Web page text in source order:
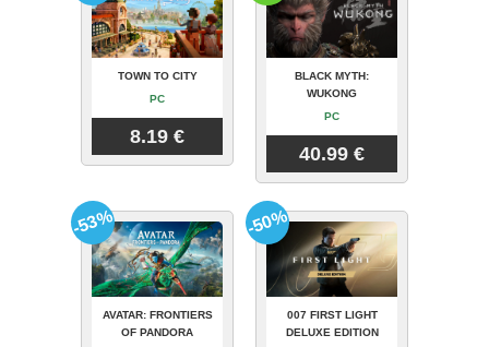
TOWN TO CITY
PC
8.19 €
BLACK MYTH:
WUKONG
PC
40.99 €
AVATAR: FRONTIERS
OF PANDORA
-53%
007 FIRST LIGHT
DELUXE EDITION
-50%